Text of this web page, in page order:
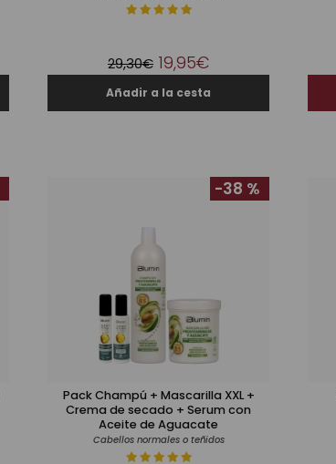
29,30€ 19,95€
Pack Champú + Mascarilla XXL +
Crema de secado + Serum con
Aceite de Aguacate
Cabellos normales o teñidos
-38 %